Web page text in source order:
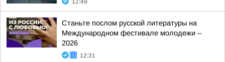
12:49
Станьте послом русской литературы на
Международном фестивале молодежи –
2026
12:31